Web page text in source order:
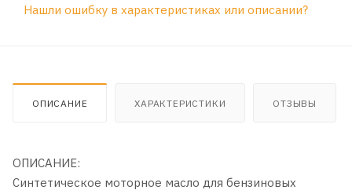
Нашли ошибку в характеристиках или описании?
ОПИСАНИЕ ХАРАКТЕРИСТИКИ ОТЗЫВЫ
ОПИСАНИЕ:
Синтетическое моторное масло для бензиновых